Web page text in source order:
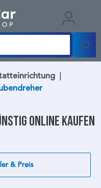
|
online kaufen
& Preis